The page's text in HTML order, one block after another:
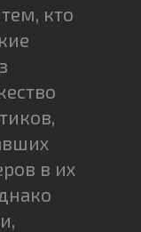
кто
в их